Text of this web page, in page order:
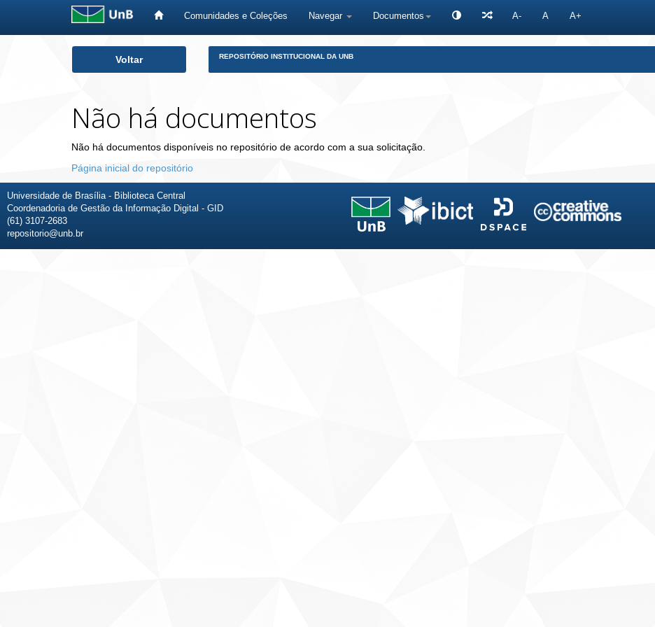
Comunidades e Coleções Navegar Documentos A- A A+
Voltar REPOSITÓRIO INSTITUCIONAL DA UNB
Não há documentos
Não há documentos disponíveis no repositório de acordo com a sua solicitação.
Página inicial do repositório
Universidade de Brasília - Biblioteca Central
Coordenadoria de Gestão da Informação Digital - GID
(61) 3107-2683
repositorio@unb.br